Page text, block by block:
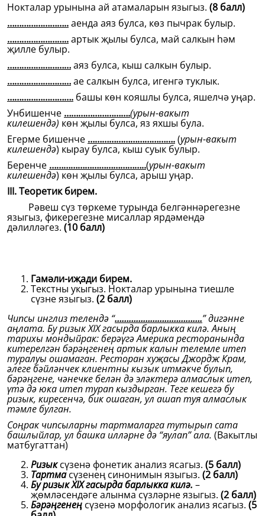
Нокталар урынына ай атамаларын языгыз. (8 балл)
……………………..аенда аяз булса, көз пычрак булыр.
……………………..артык җылы булса, май салкын һәм
җилле булыр.
………………………аяз булса, кыш салкын булыр.
………………………ае салкын булса, игенгә туклык.
………………………. башы көн кояшлы булса, яшелчә уңар.
Унбишенче ……………………….(урын-вакыт
килешендә) көн җылы булса, яз яхшы була.
Егерме бишенче ……………………………….(урын-вакыт
килешендә) кырау булса, кыш суык булыр.
Беренче …………………………………..(урын-вакыт
килешендә) көн җылы булса, арыш уңар.
III. Теоретик бирем.
Рәвеш сүз төркеме турында белгәннәрегезне
языгыз, фикерегезне мисаллар ярдәмендә
дәлилләгез. (10 балл)
Гамәли-иҗади бирем.
Текстны укыгыз. Нокталар урынына тиешле
сүзне языгыз. (2 балл)
Чипсы инглиз телендә “……………………………….” дигәнне
аңлата. Бу ризык XIX гасырда барлыкка килә. Аның
тарихы мондыйрак: берәүгә Америка ресторанында
китерелгән бәрәңгенең артык калын телемле итеп
туралуы ошамаган. Ресторан хуҗасы Джордж Крам,
әлеге бәйләнчек клиентны кызык итмәкче булып,
бәрәңгене, чәнечке белән дә эләктерә алмаслык итеп,
үтә дә юка итеп турап кыздырган. Теге кешегә бу
ризык, киресенчә, бик ошаган, ул ашап туя алмаслык
тәмле булган.
Соңрак чипсыларны тартмаларга тутырып сата
башлыйлар, ул башка илләрне дә “яулап” ала. (Вакытлы
матбугаттан)
Ризык сүзенә фонетик анализ ясагыз. (5 балл)
Тартмасүзенең синонимын языгыз. (2 балл)
Бу ризык XIX гасырда барлыкка килә. –
җөмләсендәге алынма сүзләрне языгыз. (2 балл)
Бәрәңгенең сүзенә морфологик анализ ясагыз. (5